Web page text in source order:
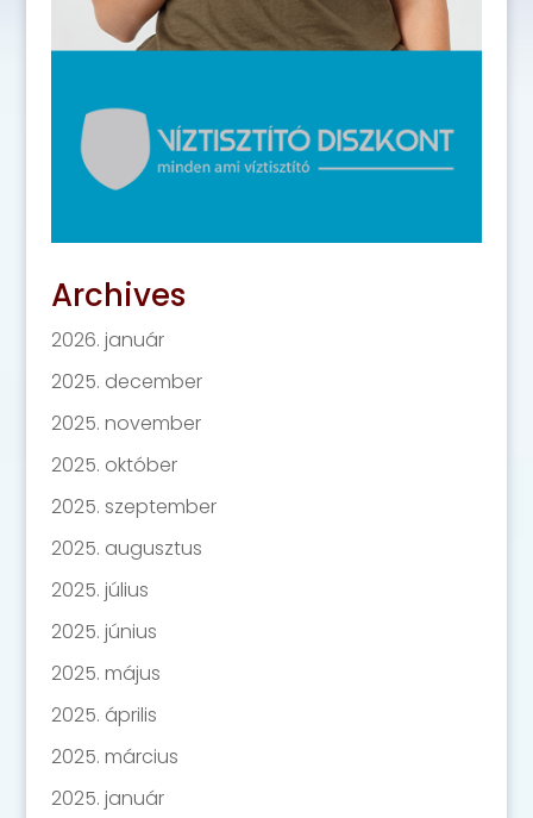
Archives
2026. január
2025. december
2025. november
2025. október
2025. szeptember
2025. augusztus
2025. július
2025. június
2025. május
2025. április
2025. március
2025. január